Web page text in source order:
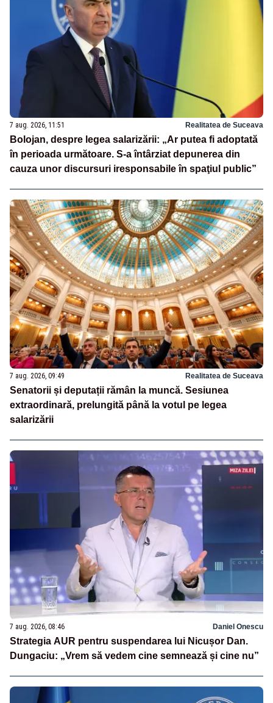
7 aug. 2026, 11:51 Realitatea de Suceava
Bolojan, despre legea salarizării: „Ar putea fi adoptată
în perioada următoare. S-a întârziat depunerea din
cauza unor discursuri iresponsabile în spaţiul public”
7 aug. 2026, 09:49 Realitatea de Suceava
Senatorii și deputații rămân la muncă. Sesiunea
extraordinară, prelungită până la votul pe legea
salarizării
7 aug. 2026, 08:46 Daniel Onescu
Strategia AUR pentru suspendarea lui Nicușor Dan.
Dungaciu: „Vrem să vedem cine semnează și cine nu”